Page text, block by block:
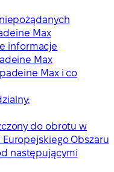
niepożądanych
Max
informacje
Max
Max i co
do obrotu w
Obszaru
następującymi